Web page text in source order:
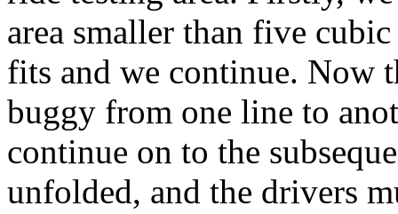
area smaller than five
fits and we continue. Now
buggy from one line to
continue on to the
unfolded, and the drivers